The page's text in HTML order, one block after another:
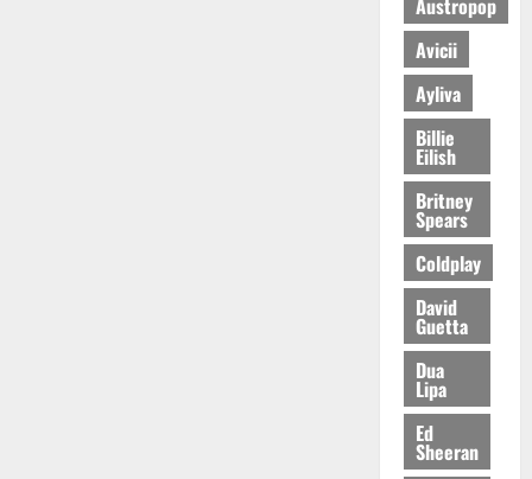
Avicii
Ayliva
Billie
Eilish
Britney
Spears
Coldplay
David
Guetta
Dua
Lipa
Ed
Sheeran